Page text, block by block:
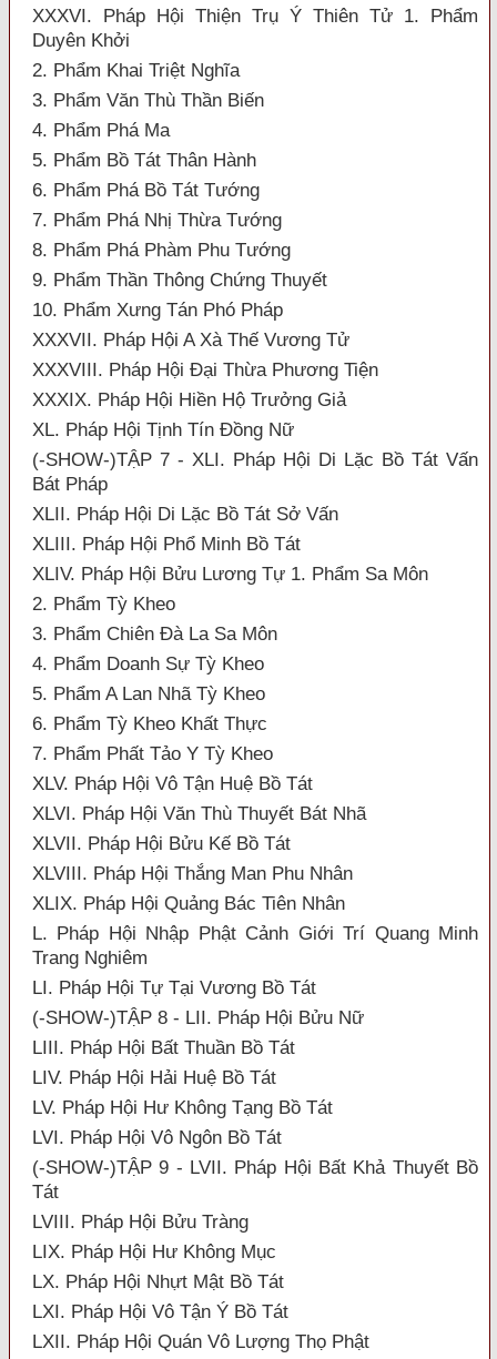
XXXVI. Pháp Hội Thiện Trụ Ý Thiên Tử 1. Phẩm
Duyên Khởi
2. Phẩm Khai Triệt Nghĩa
3. Phẩm Văn Thù Thần Biến
4. Phẩm Phá Ma
5. Phẩm Bồ Tát Thân Hành
6. Phẩm Phá Bồ Tát Tướng
7. Phẩm Phá Nhị Thừa Tướng
8. Phẩm Phá Phàm Phu Tướng
9. Phẩm Thần Thông Chứng Thuyết
10. Phẩm Xưng Tán Phó Pháp
XXXVII. Pháp Hội A Xà Thế Vương Tử
XXXVIII. Pháp Hội Đại Thừa Phương Tiện
XXXIX. Pháp Hội Hiền Hộ Trưởng Giả
XL. Pháp Hội Tịnh Tín Đồng Nữ
(-SHOW-)TẬP 7 - XLI. Pháp Hội Di Lặc Bồ Tát Vấn
Bát Pháp
XLII. Pháp Hội Di Lặc Bồ Tát Sở Vấn
XLIII. Pháp Hội Phổ Minh Bồ Tát
XLIV. Pháp Hội Bửu Lương Tự 1. Phẩm Sa Môn
2. Phẩm Tỳ Kheo
3. Phẩm Chiên Đà La Sa Môn
4. Phẩm Doanh Sự Tỳ Kheo
5. Phẩm A Lan Nhã Tỳ Kheo
6. Phẩm Tỳ Kheo Khất Thực
7. Phẩm Phất Tảo Y Tỳ Kheo
XLV. Pháp Hội Vô Tận Huệ Bồ Tát
XLVI. Pháp Hội Văn Thù Thuyết Bát Nhã
XLVII. Pháp Hội Bửu Kế Bồ Tát
XLVIII. Pháp Hội Thắng Man Phu Nhân
XLIX. Pháp Hội Quảng Bác Tiên Nhân
L. Pháp Hội Nhập Phật Cảnh Giới Trí Quang Minh
Trang Nghiêm
LI. Pháp Hội Tự Tại Vương Bồ Tát
(-SHOW-)TẬP 8 - LII. Pháp Hội Bửu Nữ
LIII. Pháp Hội Bất Thuần Bồ Tát
LIV. Pháp Hội Hải Huệ Bồ Tát
LV. Pháp Hội Hư Không Tạng Bồ Tát
LVI. Pháp Hội Vô Ngôn Bồ Tát
(-SHOW-)TẬP 9 - LVII. Pháp Hội Bất Khả Thuyết Bồ
Tát
LVIII. Pháp Hội Bửu Tràng
LIX. Pháp Hội Hư Không Mục
LX. Pháp Hội Nhựt Mật Bồ Tát
LXI. Pháp Hội Vô Tận Ý Bồ Tát
LXII. Pháp Hội Quán Vô Lượng Thọ Phật